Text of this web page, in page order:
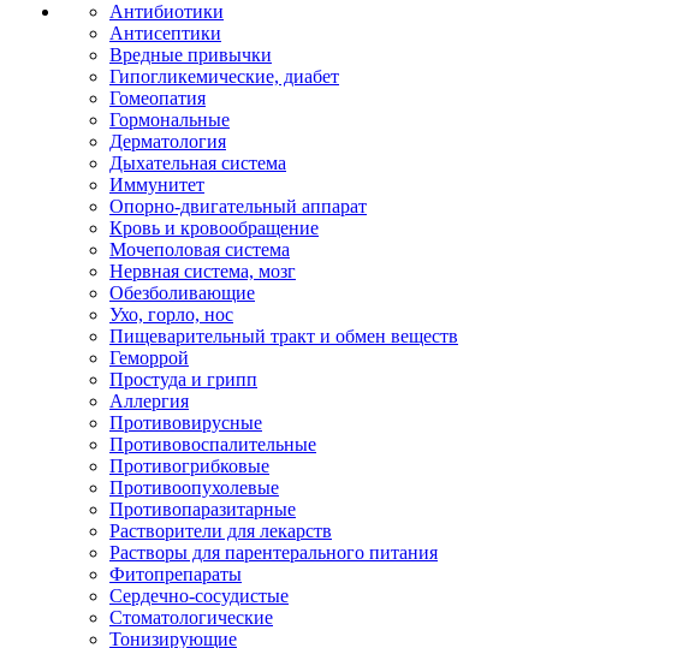
Антибиотики
Антисептики
Вредные привычки
Гипогликемические, диабет
Гомеопатия
Гормональные
Дерматология
Дыхательная система
Иммунитет
Опорно-двигательный аппарат
Кровь и кровообращение
Мочеполовая система
Нервная система, мозг
Обезболивающие
Ухо, горло, нос
Пищеварительный тракт и обмен веществ
Геморрой
Простуда и грипп
Аллергия
Противовирусные
Противовоспалительные
Противогрибковые
Противоопухолевые
Противопаразитарные
Растворители для лекарств
Растворы для парентерального питания
Фитопрепараты
Сердечно-сосудистые
Стоматологические
Тонизирующие